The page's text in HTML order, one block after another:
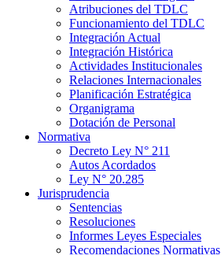
Atribuciones del TDLC
Funcionamiento del TDLC
Integración Actual
Integración Histórica
Actividades Institucionales
Relaciones Internacionales
Planificación Estratégica
Organigrama
Dotación de Personal
Normativa
Decreto Ley N° 211
Autos Acordados
Ley N° 20.285
Jurisprudencia
Sentencias
Resoluciones
Informes Leyes Especiales
Recomendaciones Normativas